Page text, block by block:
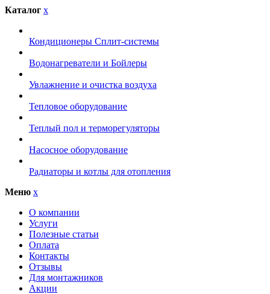
Каталог x
Кондиционеры Сплит-системы
Водонагреватели и Бойлеры
Увлажнение и очистка воздуха
Тепловое оборудование
Теплый пол и терморегуляторы
Насосное оборудование
Радиаторы и котлы для отопления
Меню x
О компании
Услуги
Полезные статьи
Оплата
Контакты
Отзывы
Для монтажников
Акции